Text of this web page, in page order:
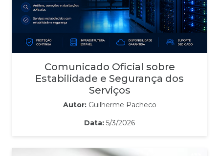
Comunicado Oficial sobre
Estabilidade e Segurança dos
Serviços
Autor: Guilherme Pacheco
Data: 5/3/2026